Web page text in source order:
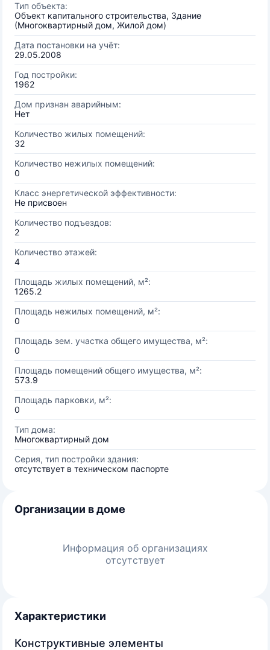
Тип объекта:
Объект капитального строительства, Здание
(Многоквартирный дом, Жилой дом)
Дата постановки на учёт:
29.05.2008
Год постройки:
1962
Дом признан аварийным:
Нет
Количество жилых помещений:
32
Количество нежилых помещений:
0
Класс энергетической эффективности:
Не присвоен
Количество подъездов:
2
Количество этажей:
4
Площадь жилых помещений, м²:
1265.2
Площадь нежилых помещений, м²:
0
Площадь зем. участка общего имущества, м²:
0
Площадь помещений общего имущества, м²:
573.9
Площадь парковки, м²:
0
Тип дома:
Многоквартирный дом
Серия, тип постройки здания:
отсутствует в техническом паспорте
Организации в доме
Информация об организациях
отсутствует
Характеристики
Конструктивные элементы